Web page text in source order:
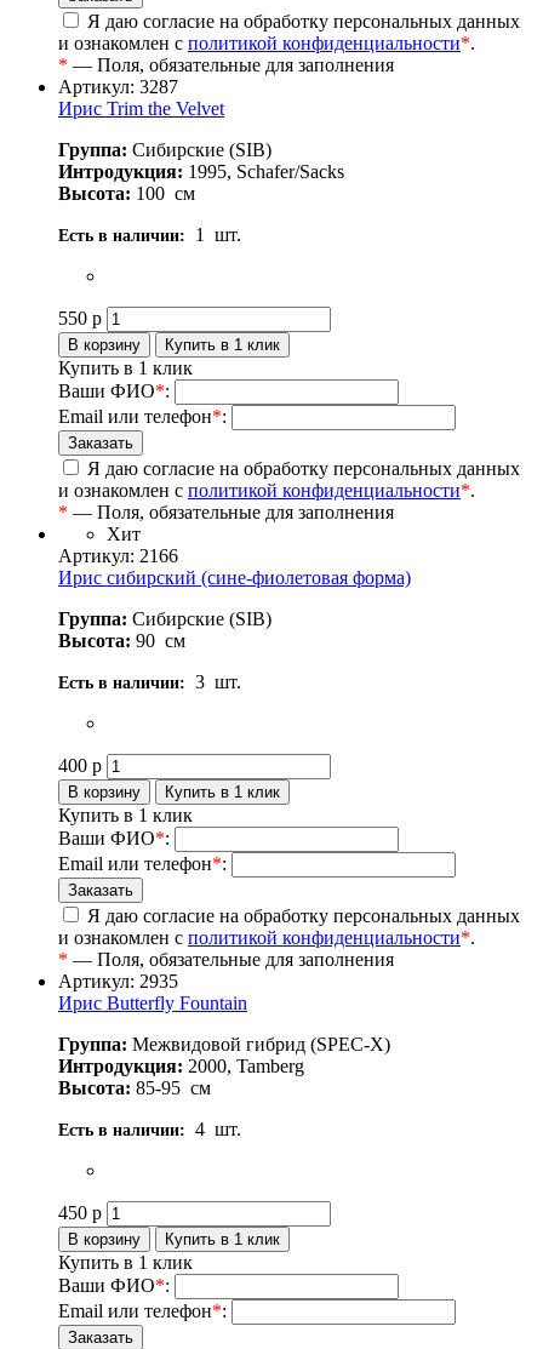
Я даю согласие на обработку персональных данных
и ознакомлен с политикой конфиденциальности*.
* — Поля, обязательные для заполнения
Артикул: 3287
Ирис Trim the Velvet
Группа: Сибирские (SIB)
Интродукция: 1995, Schafer/Sacks
Высота: 100 см
Есть в наличии: 1 шт.
550 р
Купить в 1 клик
Ваши ФИО*:
Email или телефон*:
Я даю согласие на обработку персональных данных
и ознакомлен с политикой конфиденциальности*.
* — Поля, обязательные для заполнения
Хит
Артикул: 2166
Ирис сибирский (сине-фиолетовая форма)
Группа: Сибирские (SIB)
Высота: 90 см
Есть в наличии: 3 шт.
400 р
Купить в 1 клик
Ваши ФИО*:
Email или телефон*:
Я даю согласие на обработку персональных данных
и ознакомлен с политикой конфиденциальности*.
* — Поля, обязательные для заполнения
Артикул: 2935
Ирис Butterfly Fountain
Группа: Межвидовой гибрид (SPEC-X)
Интродукция: 2000, Tamberg
Высота: 85-95 см
Есть в наличии: 4 шт.
450 р
Купить в 1 клик
Ваши ФИО*:
Email или телефон*: